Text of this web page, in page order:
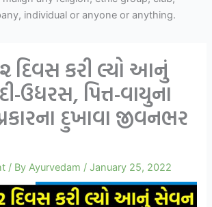
individual or anyone or anything.
દિવસ કરી લ્યો આનું
ઉધરસ, પિત્ત-વાયુના
દુખાવા જીવનભર
/ ByAyurvedam /January 25, 2022